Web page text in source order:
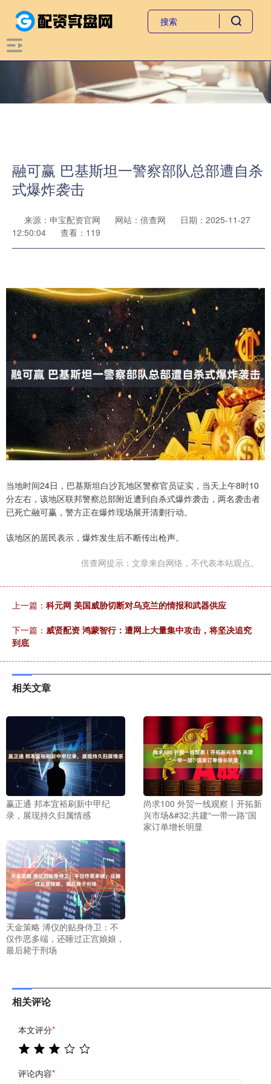
融可赢 巴基斯坦一警察部队总部遭自杀
式爆炸袭击
来源：申宝配资官网 网站：倍查网
日期：2025-11-27
12:50:04
查看：119
当地时间24日，巴基斯坦白沙瓦地区警察官员证实，当天上午8时10
分左右，该地区联邦警察总部附近遭到自杀式爆炸袭击，两名袭击者
已死亡融可赢，警方正在爆炸现场展开清剿行动。
该地区的居民表示，爆炸发生后不断传出枪声。
倍查网提示：文章来自网络，不代表本站观点。
上一篇： 科元网 美国威胁切断对乌克兰的情报和武器供应
下一篇： 威贤配资 鸿蒙智行：遭网上大量集中攻击，将坚决追究
到底
相关文章
赢正通 邦本宜裕刷新中甲纪
录，展现持久归属情感
尚求100 外贸一线观察丨开拓新
兴市场&#32;共建“一带一路”国
家订单增长明显
天金策略 溥仪的贴身侍卫：不
仅作恶多端，还睡过正宫娘娘，
最后毙于刑场
相关评论
本文评分*
评论内容*